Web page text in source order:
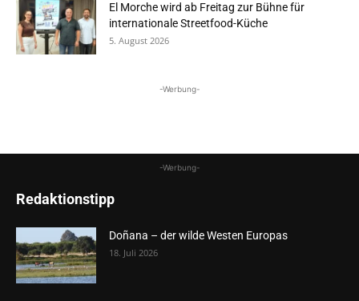
El Morche wird ab Freitag zur Bühne für
internationale Streetfood-Küche
5. August 2026
-Werbung-
-Werbung-
Redaktionstipp
Doñana – der wilde Westen Europas
18. Juli 2026